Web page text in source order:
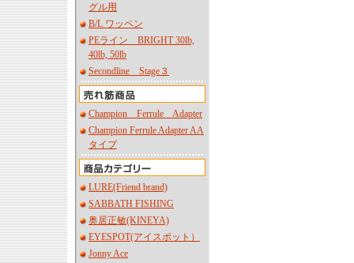
グル用
B/L ワッペン
PEライン BRIGHT 30lb,
40lb, 50lb
Secondline Stage３
Champion Ferrule Adapter
Champion Ferrule Adapter AA
タイプ
LURE(Friend brand)
SABBATH FISHING
奥居正敏(KINEYA)
EYESPOT(アイスポット）
Jonny Ace